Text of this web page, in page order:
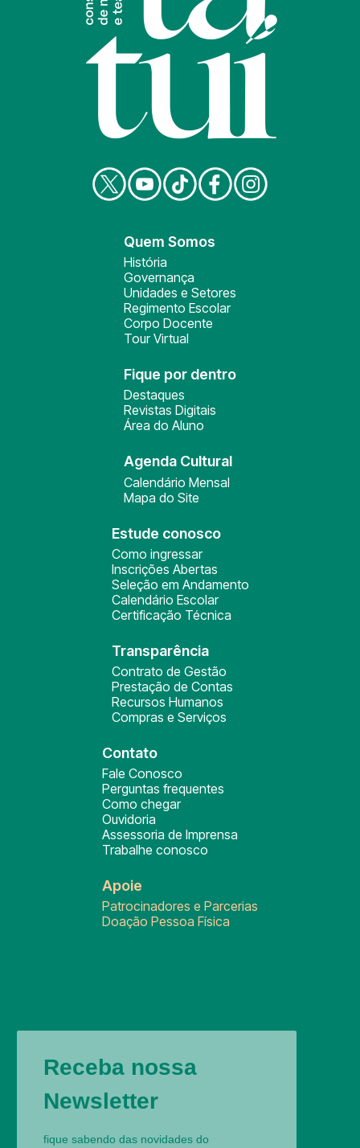
Quem Somos
História
Governança
Unidades e Setores
Regimento Escolar
Corpo Docente
Tour Virtual
Fique por dentro
Destaques
Revistas Digitais
Área do Aluno
Agenda Cultural
Calendário Mensal
Mapa do Site
Estude conosco
Como ingressar
Inscrições Abertas
Seleção em Andamento
Calendário Escolar
Certificação Técnica
Transparência
Contrato de Gestão
Prestação de Contas
Recursos Humanos
Compras e Serviços
Contato
Fale Conosco
Perguntas frequentes
Como chegar
Ouvidoria
Assessoria de Imprensa
Trabalhe conosco
Apoie
Patrocinadores e Parcerias
Doação Pessoa Física